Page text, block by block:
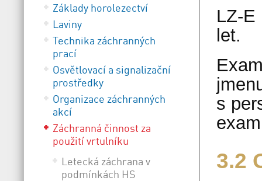
Základy horolezectví
Laviny
Technika záchranných
prací
Osvětlovací a signalizační
prostředky
Organizace záchranných
akcí
Záchranná činnost za
použití vrtulníku
Letecká záchrana v
podmínkách HS
LZ-E
let.
s
3.2